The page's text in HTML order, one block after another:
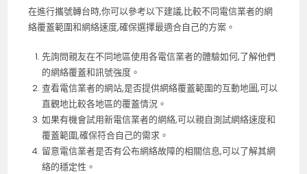
在進行攜號轉台時,你可以參考以下建議,比較不同電信業者的網
絡覆蓋範圍和網絡速度,確保選擇最適合自己的方案。
先詢問親友在不同地區使用各電信業者的體驗如何,了解他們
的網絡覆蓋和訊號強度。
查看電信業者的網站,是否提供網絡覆蓋範圍的互動地圖,可以
直觀地比較各地區的覆蓋情況。
如果有機會試用新電信業者的網絡,可以親自測試網絡速度和
覆蓋範圍,確保符合自己的需求。
留意電信業者是否有公布網絡故障的相關信息,可以了解其網
絡的穩定性。